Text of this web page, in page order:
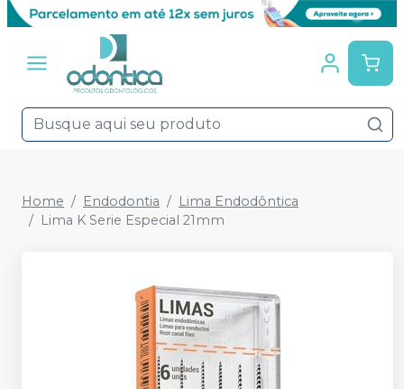
Home Endodontia
Lima Endodôntica
Lima K Serie Especial 21mm